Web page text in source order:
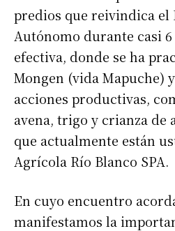
predios que reivindica el
Autónomo durante casi
efectiva, donde se ha
Mongen (vida Mapuche)
acciones productivas,
avena, trigo y crianza de
que actualmente están
Agrícola Río Blanco SPA.
En cuyo encuentro
manifestamos la